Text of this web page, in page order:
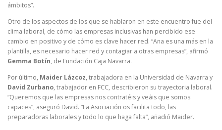
ámbitos”.
Otro de los aspectos de los que se hablaron en este encuentro fue del
clima laboral, de cómo las empresas inclusivas han percibido ese
cambio en positivo y de cómo es clave hacer red. “Ana es una más en la
plantilla, es necesario hacer red y contagiar a otras empresas”, afirmó
Gemma Botín, de Fundación Caja Navarra.
Por último, Maider Lázcoz, trabajadora en la Universidad de Navarra y
David Zurbano, trabajador en FCC, describieron su trayectoria laboral.
“Queremos que las empresas nos contratéis y veáis que somos
capaces”, aseguró David. “La Asociación os facilita todo, las
preparadoras laborales y todo lo que haga falta”, añadió Maider.